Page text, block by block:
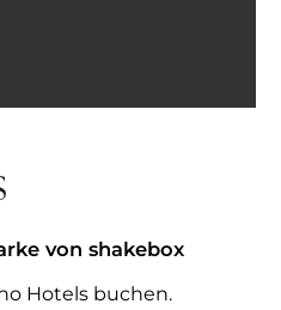
von shakebox
Hotels buchen.